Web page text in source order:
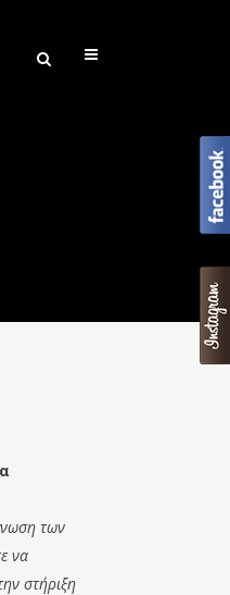
των
να
στήριξη